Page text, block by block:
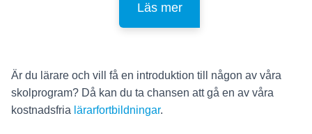
Läs mer
Är du lärare och vill få en introduktion till någon av våra
skolprogram? Då kan du ta chansen att gå en av våra
kostnadsfria lärarfortbildningar.